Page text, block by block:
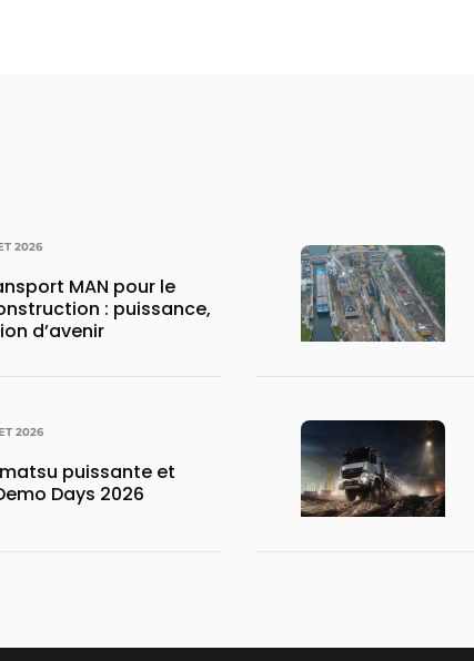
2026
MAN pour le
: puissance,
d’avenir
2026
puissante et
Days 2026